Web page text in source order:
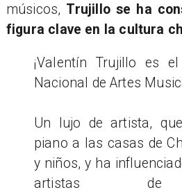
músicos, Trujillo se ha
figura clave en la cultura
¡Valentín Trujillo es
Nacional de Artes
Un lujo de artista,
piano a las casas de
y niños, y ha
artistas de